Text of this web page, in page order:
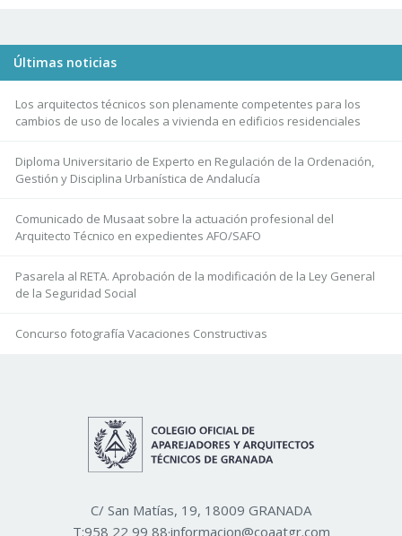
Últimas noticias
Los arquitectos técnicos son plenamente competentes para los
cambios de uso de locales a vivienda en edificios residenciales
Diploma Universitario de Experto en Regulación de la Ordenación,
Gestión y Disciplina Urbanística de Andalucía
Comunicado de Musaat sobre la actuación profesional del
Arquitecto Técnico en expedientes AFO/SAFO
Pasarela al RETA. Aprobación de la modificación de la Ley General
de la Seguridad Social
Concurso fotografía Vacaciones Constructivas
C/ San Matías, 19, 18009 GRANADA
T:958 22 99 88·informacion@coaatgr.com